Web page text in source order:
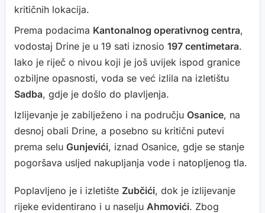
kritičnih lokacija.
Prema podacima Kantonalnog operativnog centra,
vodostaj Drine je u 19 sati iznosio 197 centimetara.
Iako je riječ o nivou koji je još uvijek ispod granice
ozbiljne opasnosti, voda se već izlila na izletištu
Sadba, gdje je došlo do plavljenja.
Izlijevanje je zabilježeno i na području Osanice, na
desnoj obali Drine, a posebno su kritični putevi
prema selu Gunjevići, iznad Osanice, gdje se stanje
pogoršava usljed nakupljanja vode i natopljenog tla.
Poplavljeno je i izletište Zubčići, dok je izlijevanje
rijeke evidentirano i u naselju Ahmovići. Zbog